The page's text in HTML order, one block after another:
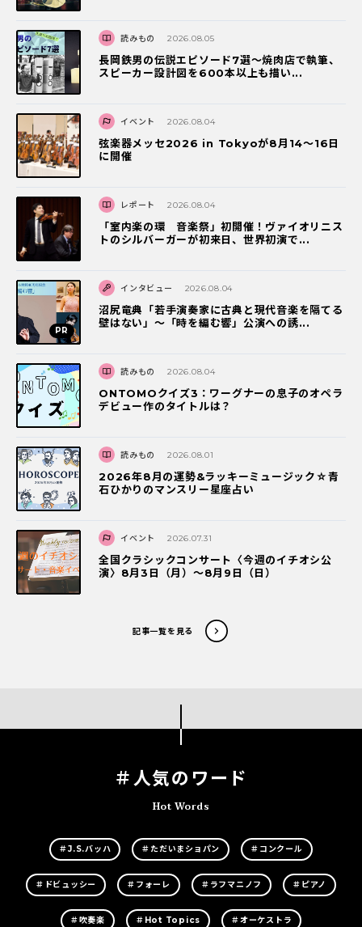
読みもの 2026.08.05
長岡鉄男の伝説エピソード7選〜焼肉店で執筆、
スピーカー設計図を600本以上も描い...
イベント 2026.08.04
弦楽器メッセ2026 in Tokyoが8月14～16日
に開催
レポート 2026.08.04
「室内楽の環 音楽祭」初開催！ヴァイオリニス
トのシルバーガーが初来日、世界初演で...
インタビュー 2026.08.04
沼尻竜典「若手演奏家に古典と現代音楽を隔てる
壁はない」～「時を編む響」公演への誘...
読みもの 2026.08.04
ONTOMOクイズ3：ワーグナーの息子のオペラ
デビュー作のタイトルは？
読みもの 2026.08.01
2026年8月の運勢&ラッキーミュージック☆青
石ひかりのマンスリー星座占い
イベント 2026.07.31
全国クラシックコンサート〈今週のイチオシ公
演〉8月3日（月）～8月9日（日）
記事一覧を見る
＃人気のワード
Hot Words
＃J.S.バッハ ＃ただいまショパン ＃コンクール
＃ドビュッシー ＃フォーレ ＃ラフマニノフ ＃ピアノ
＃吹奏楽 ＃Hot Topics ＃オーケストラ